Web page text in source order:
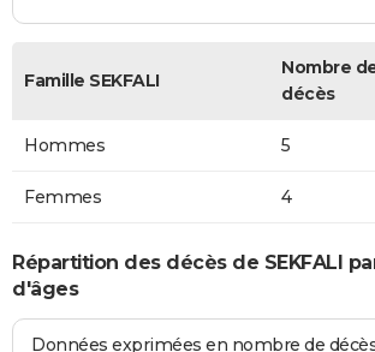
Famille SEKFALI
Nombre
décès
Hommes 5
Femmes 4
Répartition des décès de SEKFALI
d'âges
Données exprimées en nombre de